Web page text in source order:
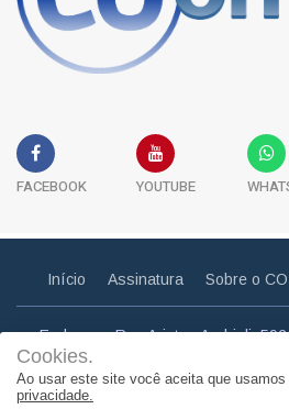
Cookies.
Ao usar este site você aceita que
privacidade.
FACEBOOK YOUTUBE
Início Assinatura Sobre o CO
Endereço: Rua Aristeu Andrioli,
Email: